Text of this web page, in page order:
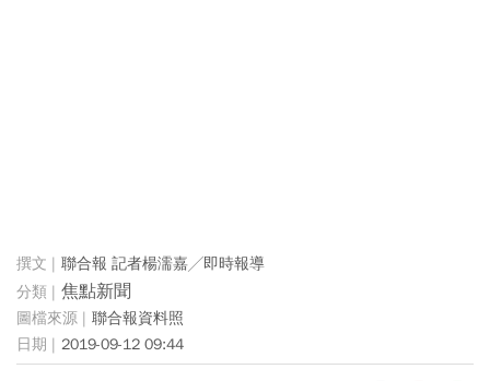
聯合報 記者楊濡嘉╱即時報導
焦點新聞
聯合報資料照
2019-09-12 09:44